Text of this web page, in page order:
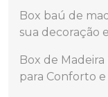
Box baú de
sua decoração
Box de
para Conforto e